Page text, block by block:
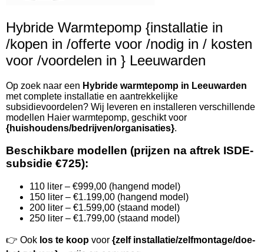
Hybride Warmtepomp {installatie in
/kopen in /offerte voor /nodig in / kosten
voor /voordelen in } Leeuwarden
Op zoek naar een Hybride warmtepomp in Leeuwarden
met complete installatie en aantrekkelijke
subsidievoordelen? Wij leveren en installeren verschillende
modellen Haier warmtepomp, geschikt voor
{huishoudens/bedrijven/organisaties}.
Beschikbare modellen (prijzen na aftrek ISDE-
subsidie €725):
110 liter – €999,00 (hangend model)
150 liter – €1.199,00 (hangend model)
200 liter – €1.599,00 (staand model)
250 liter – €1.799,00 (staand model)
👉 Ook los te koop voor {zelf installatie/zelfmontage/doe-